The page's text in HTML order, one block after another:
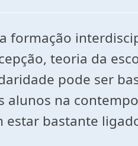
formação
teoria da
pode ser
alunos na
estar bastante